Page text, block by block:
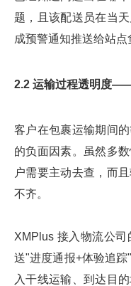
题，且该配送员在当
成预警通知推送给站点
2.2 运输过程透明度
客户在包裹运输期间
的负面因素。虽然多
户需要主动去查，而
不齐。
XMPlus 接入物流公
送"进度通报+体验追
入干线运输、到达目